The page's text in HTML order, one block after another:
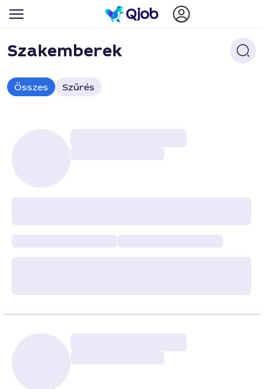
Szakemberek
Összes Szűrés